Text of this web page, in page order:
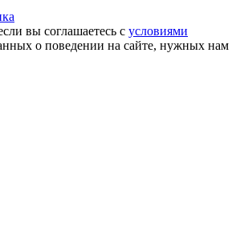
вы соглашаетесь с условиями
о поведении на сайте, нужных нам